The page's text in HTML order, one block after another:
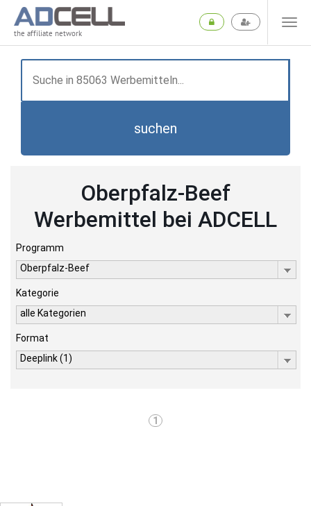
the affiliate network
suchen
Oberpfalz-Beef
Werbemittel bei ADCELL
Programm
Oberpfalz-Beef
Kategorie
alle Kategorien
Format
Deeplink (1)
1